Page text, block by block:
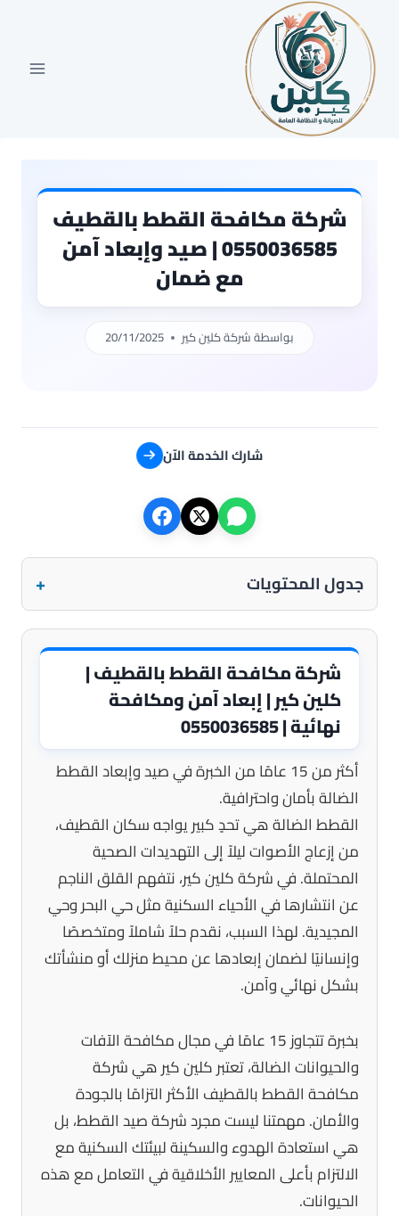
المحتوى
شركة مكافحة القطط بالقطيف
0550036585 | صيد وإبعاد آمن
مع ضمان
بواسطةشركة كلين كير 20/11/2025
شارك الخدمة الآن
جدول المحتويات +
شركة مكافحة القطط بالقطيف |
كلين كير | إبعاد آمن ومكافحة
نهائية | 0550036585
أكثر من 15 عامًا من الخبرة في صيد وإبعاد القطط
الضالة بأمان واحترافية.
القطط الضالة هي تحدٍ كبير يواجه سكان القطيف،
من إزعاج الأصوات ليلاً إلى التهديدات الصحية
المحتملة. في شركة كلين كير، نتفهم القلق الناجم
عن انتشارها في الأحياء السكنية مثل حي البحر وحي
المجيدية. لهذا السبب، نقدم حلاً شاملاً ومتخصصًا
وإنسانيًا لضمان إبعادها عن محيط منزلك أو منشأتك
بشكل نهائي وآمن.
بخبرة تتجاوز 15 عامًا في مجال مكافحة الآفات
والحيوانات الضالة، تعتبر كلين كير هي شركة
مكافحة القطط بالقطيف الأكثر التزامًا بالجودة
والأمان. مهمتنا ليست مجرد شركة صيد القطط، بل
هي استعادة الهدوء والسكينة لبيئتك السكنية مع
الالتزام بأعلى المعايير الأخلاقية في التعامل مع هذه
الحيوانات.